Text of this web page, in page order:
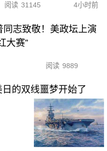
阅读 31145 4小时前
同志致敬！美政坛上演
大赛”
阅读 9889
的双线噩梦开始了